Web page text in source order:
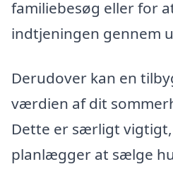
familiebesøg eller for
indtjeningen gennem
Derudover kan en
værdien af dit
Dette er særligt
planlægger at sælge